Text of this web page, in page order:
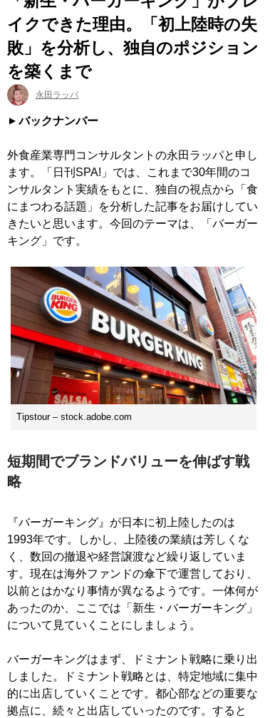
イクできた理由。「初上陸時の失
敗」を分析し、独自のポジション
を築くまで
永田ラッパ
バックナンバー
外食産業専門コンサルタントの永田ラッパと申し
ます。「日刊SPA!」では、これまで30年間のコ
ンサルタント実績をもとに、独自の視点から「食
にまつわる話題」を分析した記事をお届けしてい
きたいと思います。今回のテーマは、「バーガー
キング」です。
Tipstour – stock.adobe.com
短期間でブランドバリューを伸ばす戦
略
『バーガーキング』が日本に初上陸したのは
1993年です。しかし、上陸後の業績は芳しくな
く、数回の撤退や経営譲渡など繰り返していま
す。現在は海外ファンドの傘下で運営しており、
以前とはかなり事情が異なるようです。一体何が
あったのか、ここでは「新生・バーガーキング」
について見ていくことにしましょう。
バーガーキングはまず、ドミナント戦略に乗り出
しました。ドミナント戦略とは、特定地域に集中
的に出店していくことです。都心部などの重要な
拠点に、続々と出店していったのです。すると